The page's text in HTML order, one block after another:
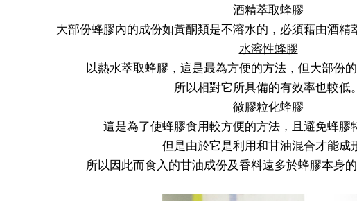
酒精萃取蜂膠
大部份蜂膠內的成份如黃酮類是不溶水的，必須藉由酒精
水溶性蜂膠
以熱水萃取蜂膠，這是最為方便的方法，但大部份
所以相對它所具備的有效率也較低。
微膠粒化蜂膠
這是為了使蜂膠食用較方便的方法，且避免蜂膠
但是由於它是利用和甘油混合才能成
所以因此而食入的甘油成份及香料遠多於蜂膠本身的